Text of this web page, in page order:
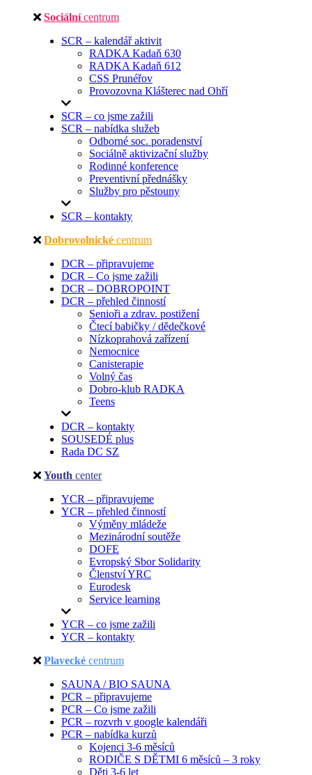
Sociální centrum
SCR – kalendář aktivit
RADKA Kadaň 630
RADKA Kadaň 612
CSS Prunéřov
Provozovna Klášterec nad Ohří
SCR – co jsme zažili
SCR – nabídka služeb
Odborné soc. poradenství
Sociálně aktivizační služby
Rodinné konference
Preventivní přednášky
Služby pro pěstouny
SCR – kontakty
Dobrovolnické centrum
DCR – připravujeme
DCR – Co jsme zažili
DCR – DOBROPOINT
DCR – přehled činností
Senioři a zdrav. postižení
Čtecí babičky / dědečkové
Nízkoprahová zařízení
Nemocnice
Canisterapie
Volný čas
Dobro-klub RADKA
Teens
DCR – kontakty
SOUSEDÉ plus
Rada DC SZ
Youth center
YCR – připravujeme
YCR – přehled činností
Výměny mládeže
Mezinárodní soutěže
DOFE
Evropský Sbor Solidarity
Členství YRC
Eurodesk
Service learning
YCR – co jsme zažili
YCR – kontakty
Plavecké centrum
SAUNA / BIO SAUNA
PCR – připravujeme
PCR – Co jsme zažili
PCR – rozvrh v google kalendáři
PCR – nabídka kurzů
Kojenci 3-6 měsíců
RODIČE S DĚTMI 6 měsíců – 3 roky
Děti 3-6 let